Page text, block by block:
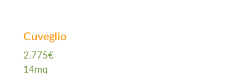
Cuveglio
2.775€
14mq